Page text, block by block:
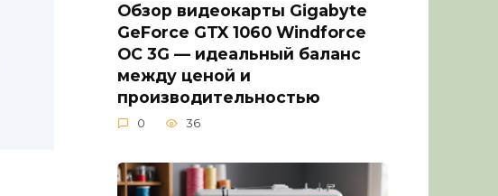
Обзор видеокарты Gigabyte
GeForce GTX 1060 Windforce
OC 3G — идеальный баланс
между ценой и
производительностью
0 36